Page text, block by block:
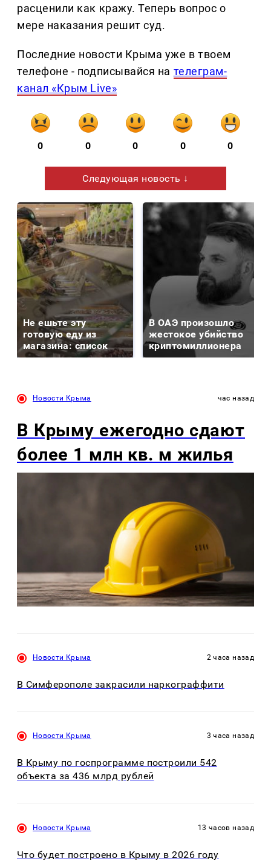
расценили как кражу. Теперь вопрос о
мере наказания решит суд.
Последние новости Крыма уже в твоем
телефоне - подписывайся на телеграм-
канал «Крым Live»
0 0 0 0 0
Следующая новость ↓
Не ешьте эту
готовую еду из
магазина: список
В ОАЭ произошло
жестокое убийство
криптомиллионера
Новости Крыма час назад
В Крыму ежегодно сдают
более 1 млн кв. м жилья
Новости Крыма 2 часа назад
В Симферополе закрасили наркограффити
Новости Крыма 3 часа назад
В Крыму по госпрограмме построили 542
объекта за 436 млрд рублей
Новости Крыма 13 часов назад
Что будет построено в Крыму в 2026 году